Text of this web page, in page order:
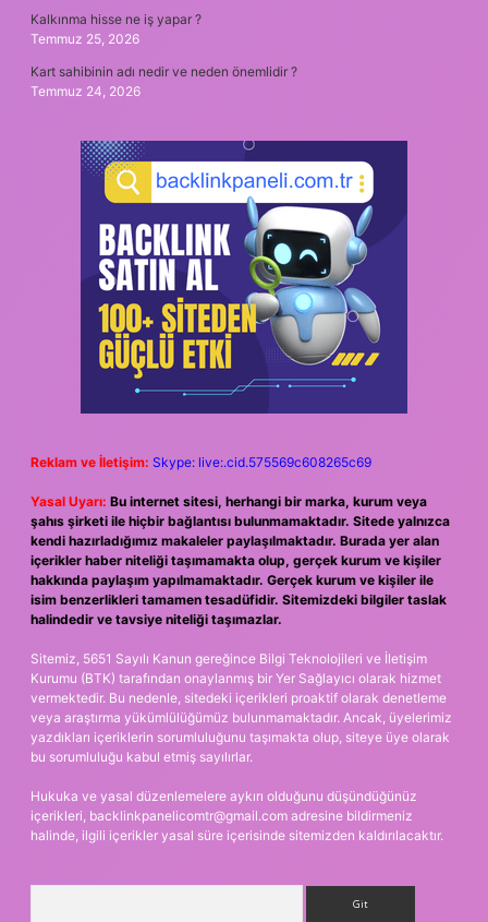
Kalkınma hisse ne iş yapar ?
Temmuz 25, 2026
Kart sahibinin adı nedir ve neden önemlidir ?
Temmuz 24, 2026
Reklam ve İletişim: Skype: live:.cid.575569c608265c69
Yasal Uyarı: Bu internet sitesi, herhangi bir marka, kurum veya
şahıs şirketi ile hiçbir bağlantısı bulunmamaktadır. Sitede yalnızca
kendi hazırladığımız makaleler paylaşılmaktadır. Burada yer alan
içerikler haber niteliği taşımamakta olup, gerçek kurum ve kişiler
hakkında paylaşım yapılmamaktadır. Gerçek kurum ve kişiler ile
isim benzerlikleri tamamen tesadüfidir. Sitemizdeki bilgiler taslak
halindedir ve tavsiye niteliği taşımazlar.
Sitemiz, 5651 Sayılı Kanun gereğince Bilgi Teknolojileri ve İletişim
Kurumu (BTK) tarafından onaylanmış bir Yer Sağlayıcı olarak hizmet
vermektedir. Bu nedenle, sitedeki içerikleri proaktif olarak denetleme
veya araştırma yükümlülüğümüz bulunmamaktadır. Ancak, üyelerimiz
yazdıkları içeriklerin sorumluluğunu taşımakta olup, siteye üye olarak
bu sorumluluğu kabul etmiş sayılırlar.
Hukuka ve yasal düzenlemelere aykırı olduğunu düşündüğünüz
içerikleri, backlinkpanelicomtr@gmail.com adresine bildirmeniz
halinde, ilgili içerikler yasal süre içerisinde sitemizden kaldırılacaktır.